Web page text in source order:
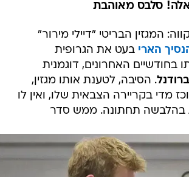
סלבס מאוהבת
המגזין הבריטי "דיילי מירור"
הארי בעט את הגרופית
בחודשיים האחרונים, דוגמנית
. הסיבה, לטענת אותו מגזין,
מדי בקריירה הצבאית שלו, ואין לו
בהלבשה תחתונה. ממש סדר